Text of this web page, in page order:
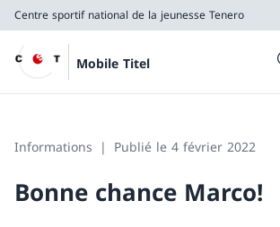
Centre sportif national de la jeunesse Tenero
Mobile Titel
Informations Publié le 4 février 2022
Bonne chance Marco!